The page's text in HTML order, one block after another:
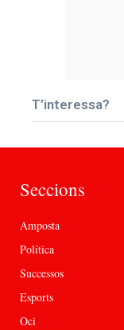
T’interessa?
Seccions
Amposta
Política
Successos
Esports
Oci